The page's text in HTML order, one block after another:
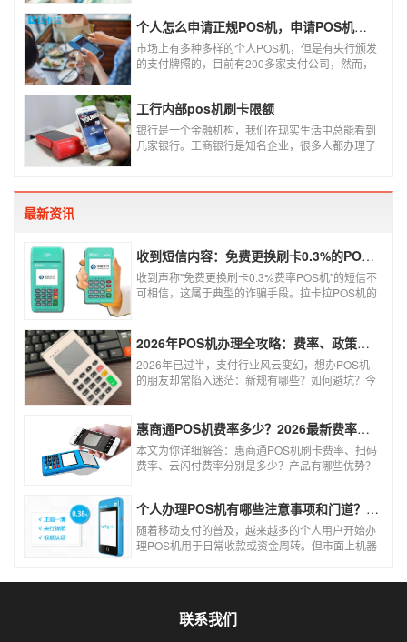
闪付功能，因此，针对这种情况，下面小编就来给
大家讲一讲POS机闪付怎么挥卡操作交易。
个人怎么申请正规POS机，申请POS机需要注意什么？
市场上有多种多样的个人POS机，但是有央行颁发
的支付牌照的，目前有200多家支付公司，然而，
就很危险了，资金不到账、被盗刷的可能性大大增
加。
工行内部pos机刷卡限额
银行是一个金融机构，我们在现实生活中总能看到
几家银行。工商银行是知名企业，很多人都办理了
最新资讯
收到短信内容：免费更换刷卡0.3%的POS机，可以相信吗？
收到声称"免费更换刷卡0.3%费率POS机"的短信不
可相信，这属于典型的诈骗手段。拉卡拉POS机的
风险。以下结合权威信息分析原因及应对建议：2026年POS机办理全攻略：费率、政策、避坑一篇讲清
2026年已过半，支付行业风云变幻，想办POS机
的朋友却常陷入迷茫：新规有哪些？如何避坑？今
使用！
惠商通POS机费率多少？2026最新费率标准及办理全攻略
本文为你详细解答：惠商通POS机刷卡费率、扫码
费率、云闪付费率分别是多少？产品有哪些优势？
个人办理POS机有哪些注意事项和门道？（2026最新避坑指南）
随着移动支付的普及，越来越多的个人用户开始办
理POS机用于日常收款或资金周转。但市面上机器
联系我们